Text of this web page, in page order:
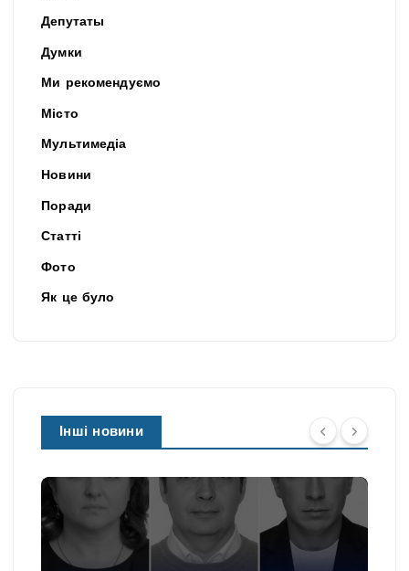
Депутаты
Думки
Ми рекомендуємо
Місто
Мультимедіа
Новини
Поради
Статті
Фото
Як це було
Інші новини